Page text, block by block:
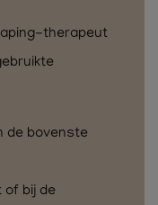
therapeut
de bovenste
of bij de